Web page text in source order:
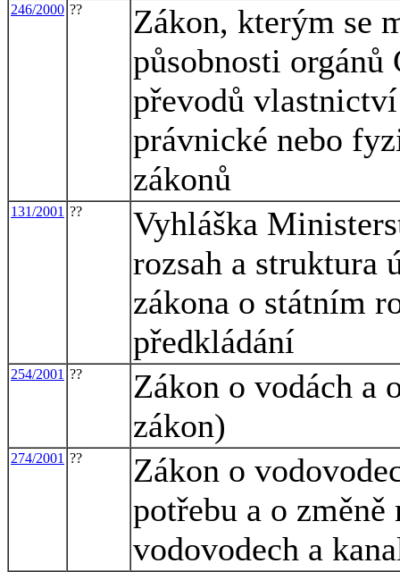
246/2000 ??
Zákon, kterým se
působnosti orgánů
převodů
právnické nebo
zákonů
131/2001 ??
Vyhláška
rozsah a struktura
zákona o státním
předkládání
254/2001 ??
Zákon o vodách a
zákon)
274/2001 ??
Zákon o
potřebu a o
vodovodech a